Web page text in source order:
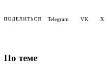
ПОДЕЛИТЬСЯ Telegram VK X
По теме